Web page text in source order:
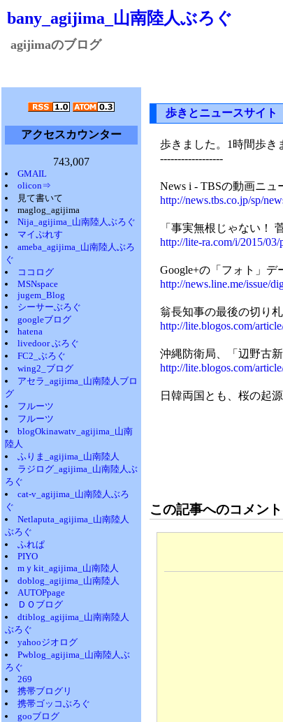
bany_agijima_山南陸人ぶろぐ
agijimaのブログ
アクセスカウンター
743,007
GMAIL
olicon⇒
見て書いて
maglog_agijima
Nija_agijima_山南陸人ぶろぐ
マイぷれす
ameba_agijima_山南陸人ぶろ
ぐ
ココログ
MSNspace
jugem_Blog
シーサーぶろぐ
googleブログ
hatena
livedoor ぶろぐ
FC2_ぶろぐ
wing2_ブログ
アセラ_agijima_山南陸人ブロ
グ
フルーツ
フルーツ
blogOkinawatv_agijima_山南
陸人
ふりま_agijima_山南陸人
ラジログ_agijima_山南陸人ぶ
ろぐ
cat-v_agijima_山南陸人ぶろ
ぐ
Netlaputa_agijima_山南陸人
ぶろぐ
ふれぱ
PIYO
mｙkit_agijima_山南陸人
doblog_agijima_山南陸人
AUTOPpage
ＤＯブログ
dtiblog_agijima_山南南陸人
ぶろぐ
yahooジオログ
Pwblog_agijima_山南陸人ぶ
ろぐ
269
携帯ブログリ
携帯ゴッコぶろぐ
gooブログ
歩きとニュースサイト
歩きました。1時間歩き
------------------
News i - TBSの動画ニュ
http://news.tbs.co.jp/sp/
「事実無根じゃない！
http://lite-ra.com/i/2015/03/
Google+の「フォト」デ
http://news.line.me/issue/
翁長知事の最後の切り
http://lite.blogos.com/
沖縄防衛局、「辺野古
http://lite.blogos.com/
日韓両国とも、桜の起
この記事へのコメント